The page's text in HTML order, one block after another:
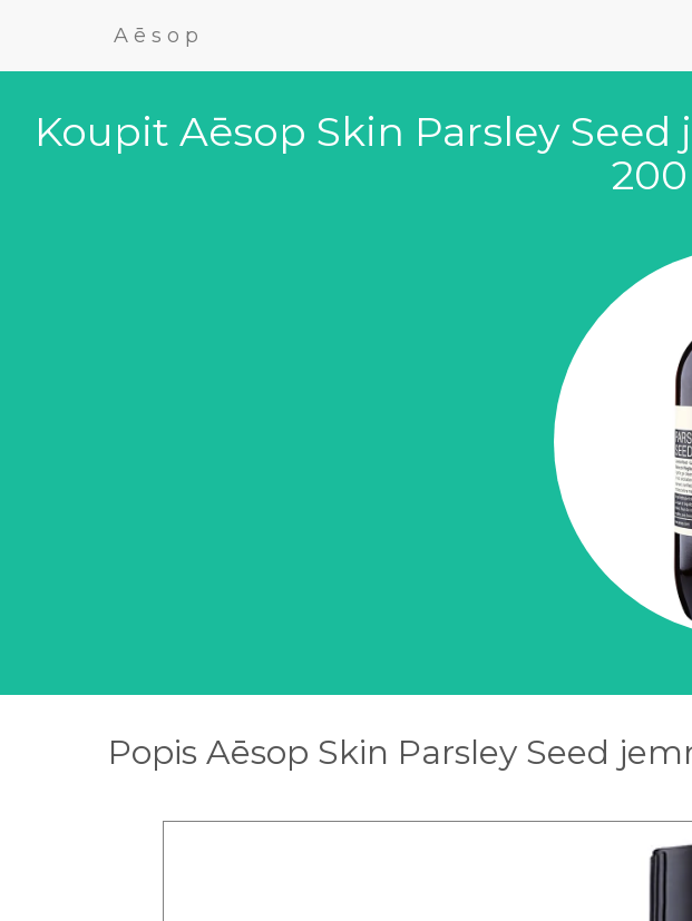
Aēsop
Koupit Aēsop Skin Parsley
Popis Aēsop Skin Parsley Seed